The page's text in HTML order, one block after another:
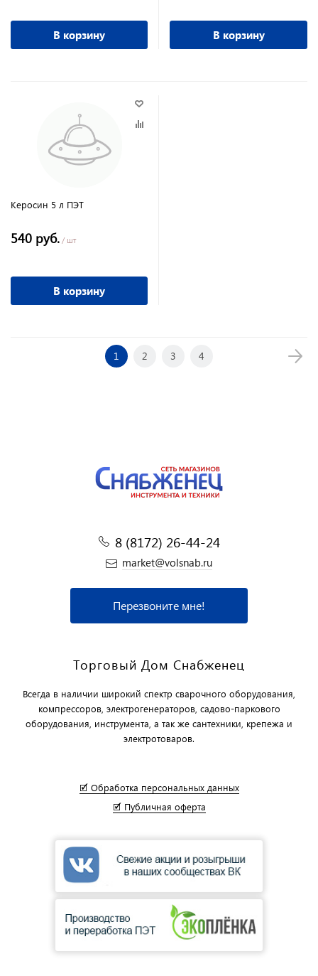
В корзину В корзину
Керосин 5 л ПЭТ
540 руб. / шт
В корзину
1 2 3 4
8 (8172) 26-44-24
market@volsnab.ru
Перезвоните мне!
Торговый Дом Снабженец
Всегда в наличии широкий спектр сварочного оборудования,
компрессоров, электрогенераторов, садово-паркового
оборудования, инструмента, а так же сантехники, крепежа и
электротоваров.
🗹 Обработка персональных данных
🗹 Публичная оферта